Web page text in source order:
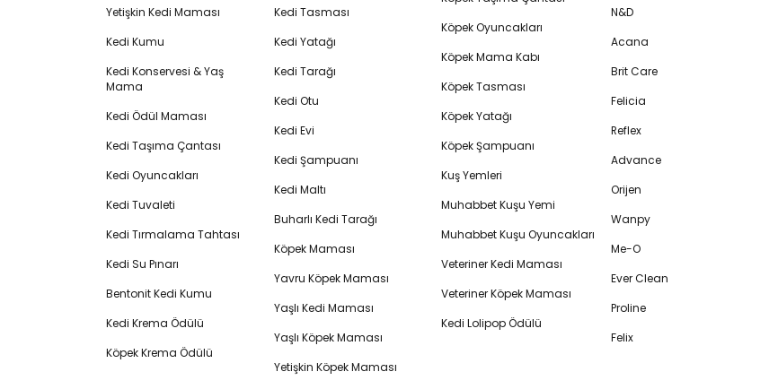
Yetişkin Kedi Maması
Kedi Kumu
Kedi Konservesi & Yaş
Mama
Kedi Ödül Maması
Kedi Taşıma Çantası
Kedi Oyuncakları
Kedi Tuvaleti
Kedi Tırmalama Tahtası
Kedi Su Pınarı
Bentonit Kedi Kumu
Kedi Krema Ödülü
Köpek Krema Ödülü
Kedi Tasması
Kedi Yatağı
Kedi Tarağı
Kedi Otu
Kedi Evi
Kedi Şampuanı
Kedi Maltı
Buharlı Kedi Tarağı
Köpek Maması
Yavru Köpek Maması
Yaşlı Kedi Maması
Yaşlı Köpek Maması
Yetişkin Köpek Maması
Köpek Oyuncakları
Köpek Mama Kabı
Köpek Tasması
Köpek Yatağı
Köpek Şampuanı
Kuş Yemleri
Muhabbet Kuşu Yemi
Muhabbet Kuşu Oyuncakları
Veteriner Kedi Maması
Veteriner Köpek Maması
Kedi Lolipop Ödülü
N&D
Acana
Brit Care
Felicia
Reflex
Advance
Orijen
Wanpy
Me-O
Ever Clean
Proline
Felix